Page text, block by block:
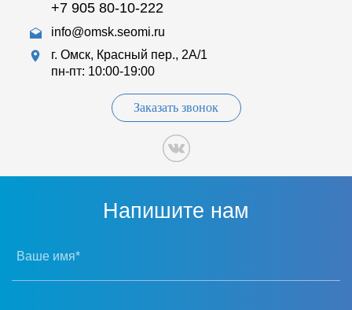
+7 905 80-10-222
info@omsk.seomi.ru
г. Омск, Красный пер., 2А/1
пн-пт: 10:00-19:00
Заказать звонок
Напишите нам
Ваше имя*